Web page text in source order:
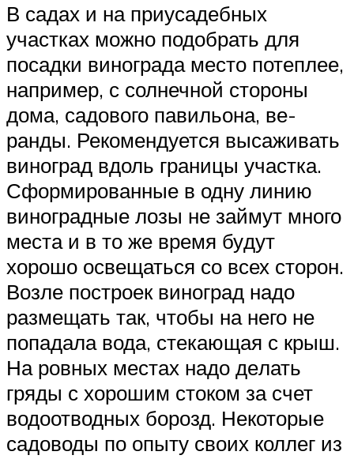
В садах и на при­усадебных
участках можно подобрать для
посадки винограда место потеп­лее,
например, с солнечной сторо­ны
дома, садового павильона, ве­
ранды. Рекомен­дуется высаживать
виноград вдоль границы участка.
Сформирован­ные в одну линию
виноградные лозы не займут много
места и в то же время бу­дут
хорошо освещаться со всех сторон.
Возле построек виноград надо
размещать так, чтобы на не­го не
попадала вода, стекающая с крыш.
На ровных местах надо де­лать
гряды с хорошим стоком за счет
водоотводных борозд. Некоторые
садоводы по опыту своих коллег из